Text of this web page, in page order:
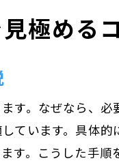
ター選びで重要な計
ー選定計算の失敗
最大化するための
高めるモーター選
トで選ぶモーター
極める
す。なぜなら、
ています。具体
す。こうした手